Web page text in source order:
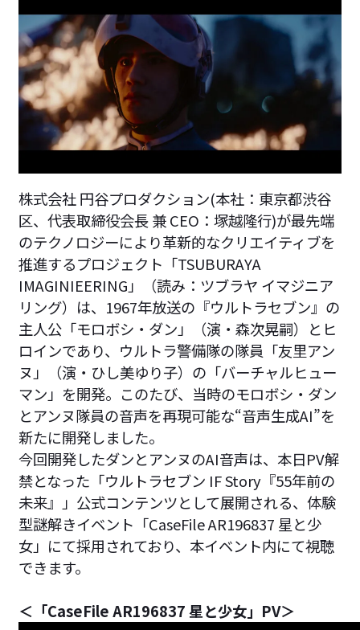
株式会社 円谷プロダクション(本社：東京都渋谷
区、代表取締役会長 兼 CEO：塚越隆行)が最先端
のテクノロジーにより革新的なクリエイティブを
推進するプロジェクト「TSUBURAYA
IMAGINIEERING」（読み：ツブラヤ イマジニア
リング）は、1967年放送の『ウルトラセブン』の
主人公「モロボシ・ダン」（演・森次晃嗣）とヒ
ロインであり、ウルトラ警備隊の隊員「友里アン
ヌ」（演・ひし美ゆり子）の「バーチャルヒュー
マン」を開発。このたび、当時のモロボシ・ダン
とアンヌ隊員の音声を再現可能な“音声生成AI”を
新たに開発しました。
今回開発したダンとアンヌのAI音声は、本日PV解
禁となった「ウルトラセブン IF Story『55年前の
未来』」公式コンテンツとして展開される、体験
型謎解きイベント「CaseFile AR196837 星と少
女」にて採用されており、本イベント内にて視聴
できます。
＜「CaseFile AR196837 星と少女」PV＞